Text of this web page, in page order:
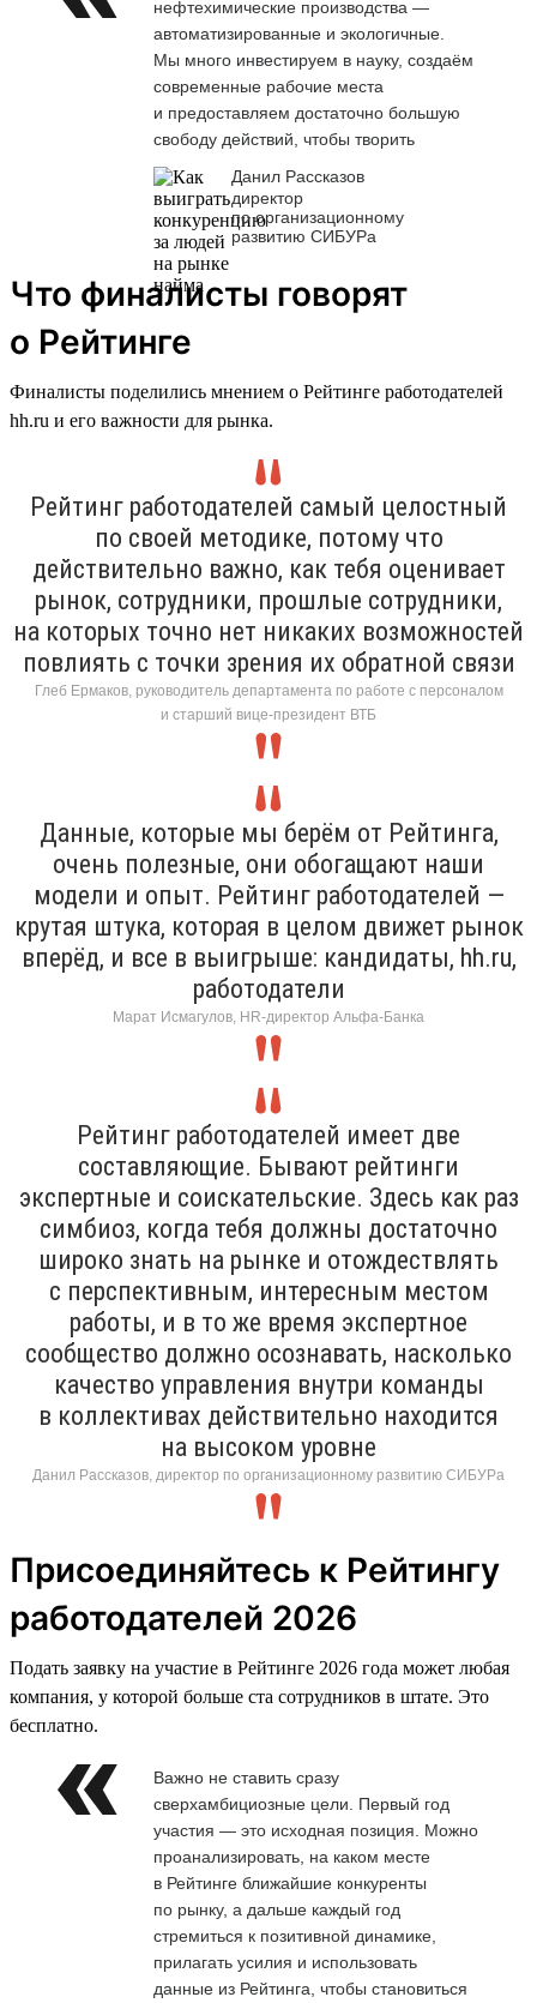
нефтехимические производства —
автоматизированные и экологичные.
Мы много инвестируем в науку, создаём
современные рабочие места
и предоставляем достаточно большую
свободу действий, чтобы творить
Данил Рассказов
директор
по организационному
развитию СИБУРа
Что финалисты говорят
о Рейтинге
Финалисты поделились мнением о Рейтинге работодателей
hh.ru и его важности для рынка.
Рейтинг работодателей самый целостный
по своей методике, потому что
действительно важно, как тебя оценивает
рынок, сотрудники, прошлые сотрудники,
на которых точно нет никаких возможностей
повлиять с точки зрения их обратной связи
Глеб Ермаков, руководитель департамента по работе с персоналом
и старший вице-президент ВТБ
Данные, которые мы берём от Рейтинга,
очень полезные, они обогащают наши
модели и опыт. Рейтинг работодателей —
крутая штука, которая в целом движет рынок
вперёд, и все в выигрыше: кандидаты, hh.ru,
работодатели
Марат Исмагулов, HR-директор Альфа-Банка
Рейтинг работодателей имеет две
составляющие. Бывают рейтинги
экспертные и соискательские. Здесь как раз
симбиоз, когда тебя должны достаточно
широко знать на рынке и отождествлять
с перспективным, интересным местом
работы, и в то же время экспертное
сообщество должно осознавать, насколько
качество управления внутри команды
в коллективах действительно находится
на высоком уровне
Данил Рассказов, директор по организационному развитию СИБУРа
Присоединяйтесь к Рейтингу
работодателей 2026
Подать заявку на участие в Рейтинге 2026 года может любая
компания, у которой больше ста сотрудников в штате. Это
бесплатно.
Важно не ставить сразу
сверхамбициозные цели. Первый год
участия — это исходная позиция. Можно
проанализировать, на каком месте
в Рейтинге ближайшие конкуренты
по рынку, а дальше каждый год
стремиться к позитивной динамике,
прилагать усилия и использовать
данные из Рейтинга, чтобы становиться